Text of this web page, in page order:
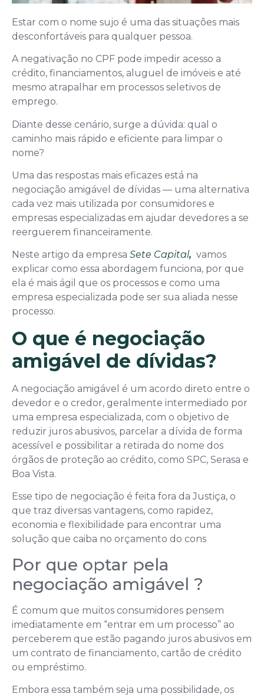
Estar com o nome sujo é uma das situações mais
desconfortáveis para qualquer pessoa.
A negativação no CPF pode impedir acesso a
crédito, financiamentos, aluguel de imóveis e até
mesmo atrapalhar em processos seletivos de
emprego.
Diante desse cenário, surge a dúvida: qual o
caminho mais rápido e eficiente para limpar o
nome?
Uma das respostas mais eficazes está na
negociação amigável de dívidas — uma alternativa
cada vez mais utilizada por consumidores e
empresas especializadas em ajudar devedores a se
reerguerem financeiramente.
Neste artigo da empresa Sete Capital, vamos
explicar como essa abordagem funciona, por que
ela é mais ágil que os processos e como uma
empresa especializada pode ser sua aliada nesse
processo.
O que é negociação
amigável de dívidas?
A negociação amigável é um acordo direto entre o
devedor e o credor, geralmente intermediado por
uma empresa especializada, com o objetivo de
reduzir juros abusivos, parcelar a dívida de forma
acessível e possibilitar a retirada do nome dos
órgãos de proteção ao crédito, como SPC, Serasa e
Boa Vista.
Esse tipo de negociação é feita fora da Justiça, o
que traz diversas vantagens, como rapidez,
economia e flexibilidade para encontrar uma
solução que caiba no orçamento do cons
Por que optar pela
negociação amigável ?
É comum que muitos consumidores pensem
imediatamente em “entrar em um processo” ao
perceberem que estão pagando juros abusivos em
um contrato de financiamento, cartão de crédito
ou empréstimo.
Embora essa também seja uma possibilidade, os